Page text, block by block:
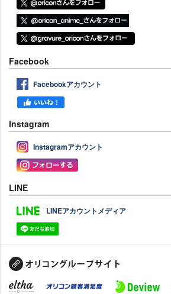
Facebook
Facebookアカウント
Instagram
Instagramアカウント
LINE
LINEアカウントメディア